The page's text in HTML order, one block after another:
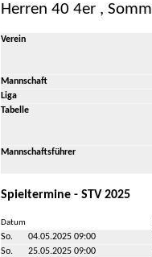
Herren 40 4er ,
Verein
Mannschaft
Liga
Tabelle
Mannschaftsführer
Spieltermine - STV 2025
Datum
So. 04.05.2025 09:00
So.
25.05.2025 09:00